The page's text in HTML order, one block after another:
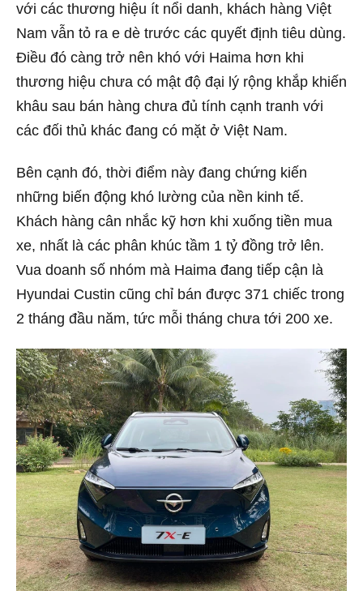
với các thương hiệu ít nổi danh, khách hàng Việt
Nam vẫn tỏ ra e dè trước các quyết định tiêu dùng.
Điều đó càng trở nên khó với Haima hơn khi
thương hiệu chưa có mật độ đại lý rộng khắp khiến
khâu sau bán hàng chưa đủ tính cạnh tranh với
các đối thủ khác đang có mặt ở Việt Nam.
Bên cạnh đó, thời điểm này đang chứng kiến
những biến động khó lường của nền kinh tế.
Khách hàng cân nhắc kỹ hơn khi xuống tiền mua
xe, nhất là các phân khúc tầm 1 tỷ đồng trở lên.
Vua doanh số nhóm mà Haima đang tiếp cận là
Hyundai Custin cũng chỉ bán được 371 chiếc trong
2 tháng đầu năm, tức mỗi tháng chưa tới 200 xe.